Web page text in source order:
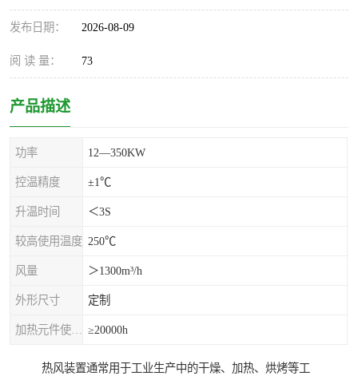
发布日期： 2026-08-09
阅 读 量： 73
产品描述
功率 12—350KW
控温精度 ±1℃
升温时间 ＜3S
较高使用温度 250℃
风量 ＞1300m³/h
外形尺寸 定制
≥20000h
热风装置通常用于工业生产中的干燥、加热、烘烤等工